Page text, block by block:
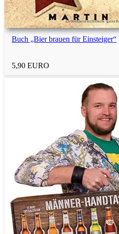
Abschiedsgeschenke
Geschenksets
Essensgeschenke
Anti-Stress-Geschenke
Unisex Geschenke
Lustige Geschenke
Spaßgeschenke
Buch „Bier brauen für Einsteiger“
5,90 EURO